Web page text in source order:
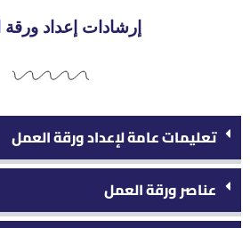
إرشادات إعداد ورقة
تعليمات عامة لإعداد ورقة العمل
عناصر ورقة العمل